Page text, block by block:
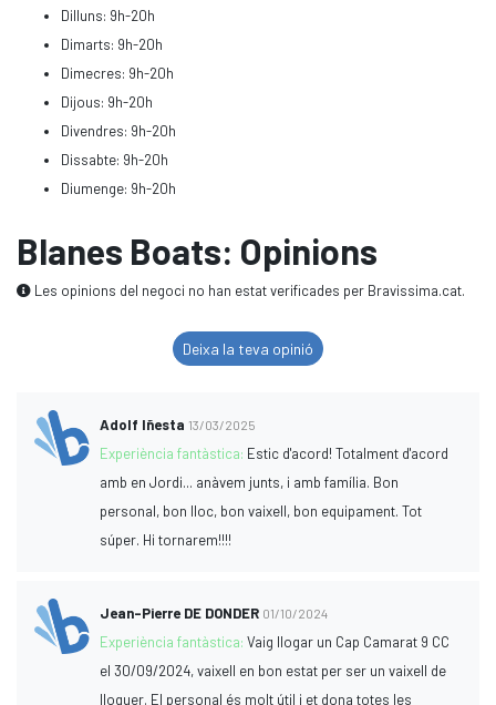
Dilluns: 9h-20h
Dimarts: 9h-20h
Dimecres: 9h-20h
Dijous: 9h-20h
Divendres: 9h-20h
Dissabte: 9h-20h
Diumenge: 9h-20h
Blanes Boats: Opinions
Les opinions del negoci no han estat verificades per Bravissima.cat.
Deixa la teva opinió
Adolf Iñesta 13/03/2025
Experiència fantàstica: Estic d'acord! Totalment d'acord
amb en Jordi... anàvem junts, i amb família. Bon
personal, bon lloc, bon vaixell, bon equipament. Tot
súper. Hi tornarem!!!!
Jean-Pierre DE DONDER 01/10/2024
Experiència fantàstica:Vaig llogar un Cap Camarat 9 CC
el 30/09/2024, vaixell en bon estat per ser un vaixell de
lloguer. El personal és molt útil i et dona totes les